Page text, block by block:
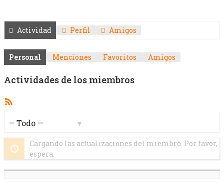
Actividad Perfil Amigos
Personal Menciones Favoritos Amigos
Actividades de los miembros
Cargando las actualizaciones del miembro. Por favor,
espera.